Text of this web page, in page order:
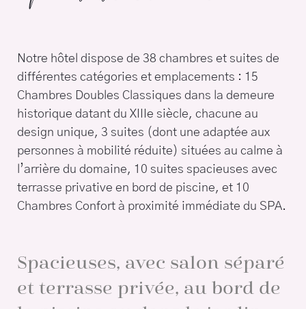
Notre hôtel dispose de 38 chambres et suites de
différentes catégories et emplacements : 15
Chambres Doubles Classiques dans la demeure
historique datant du XIIIe siècle, chacune au
design unique, 3 suites (dont une adaptée aux
personnes à mobilité réduite) situées au calme à
l’arrière du domaine, 10 suites spacieuses avec
terrasse privative en bord de piscine, et 10
Chambres Confort à proximité immédiate du SPA.
Spacieuses, avec salon séparé
et terrasse privée, au bord de